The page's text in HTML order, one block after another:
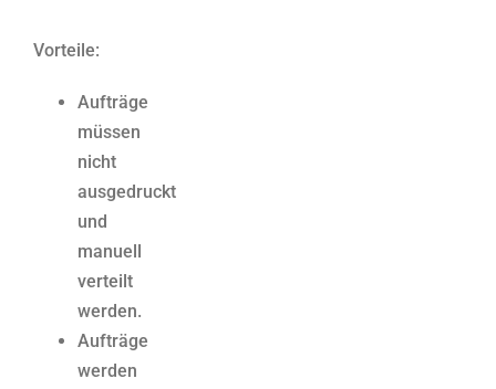
Vorteile:
Aufträge
müssen
nicht
ausgedruckt
und
manuell
verteilt
werden.
Aufträge
werden